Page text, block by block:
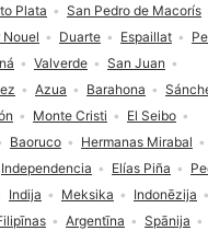
Indija Meksika Indonēzija
Argentīna Spānija
Plata San Pedro de Macorís
Nouel Duarte Espaillat
Valverde
San Juan
Azua Barahona
Monte Cristi
El Seibo
Baoruco
Hermanas Mirabal
Independencia Elías Piña